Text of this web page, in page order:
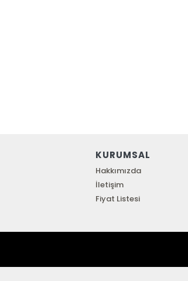
KURUMSAL
Hakkımızda
İletişim
Fiyat Listesi